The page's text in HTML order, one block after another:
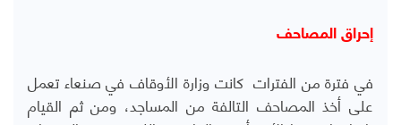
إحراق المصاحف
في فترة من الفترات كانت وزارة الأوقاف في صنعاء تعمل
على أخذ المصاحف التالفة من المساجد، ومن ثم القيام